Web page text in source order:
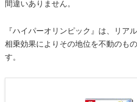
間違いありません。
『ハイパーオリンピック』は、リア
相乗効果によりその地位を不動のも
す。